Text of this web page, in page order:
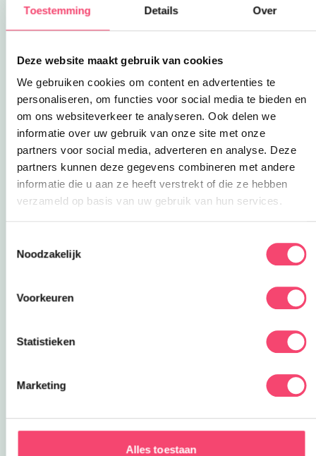
Toestemming Details Over
Deze website maakt gebruik van cookies
We gebruiken cookies om content en advertenties te
personaliseren, om functies voor social media te bieden en
om ons websiteverkeer te analyseren. Ook delen we
informatie over uw gebruik van onze site met onze
partners voor social media, adverteren en analyse. Deze
partners kunnen deze gegevens combineren met andere
informatie die u aan ze heeft verstrekt of die ze hebben
verzameld op basis van uw gebruik van hun services.
Noodzakelijk
Voorkeuren
Statistieken
Marketing
Alles toestaan
uit? Als je een wormenbak maakt, dan kun je dit
allemaal ontdekken! Wederom een project dat je
even een vrachtje wormen bij elkaar zoeken die
tijdelijk in je wormenbak gaan wonen!
Één van onze meest favoriete bezigheden, lekker
in een vijver of sloot water scheppen en bekijken
van! Van miniscule watervlooien tot de larve van
bekijken!